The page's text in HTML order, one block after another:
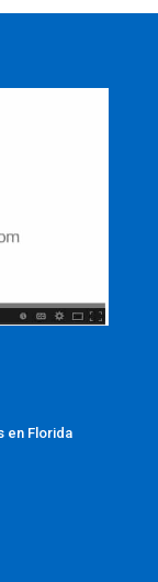
en Florida